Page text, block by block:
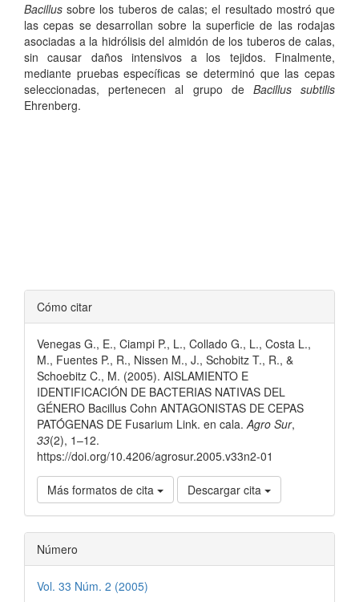
Bacillussobre los tuberos de calas; el resultado mostró que
las cepas se desarrollan sobre la superficie de las rodajas
asociadas a la hidrólisis del almidón de los tuberos de calas,
sin causar daños intensivos a los tejidos. Finalmente,
mediante pruebas específicas se determinó que las cepas
seleccionadas, pertenecen al grupo de Bacillus subtilis
Ehrenberg.
Detalles
del
artículo
Cómo citar
Venegas G., E., Ciampi P., L., Collado G., L., Costa L.,
M., Fuentes P., R., Nissen M., J., Schobitz T., R., &
Schoebitz C., M. (2005). AISLAMIENTO E
IDENTIFICACIÓN DE BACTERIAS NATIVAS DEL
GÉNERO Bacillus Cohn ANTAGONISTAS DE CEPAS
PATÓGENAS DE Fusarium Link. en cala. Agro Sur,
33(2), 1–12.
https://doi.org/10.4206/agrosur.2005.v33n2-01
Más formatos de cita Descargar cita
Número
Vol. 33 Núm. 2 (2005)